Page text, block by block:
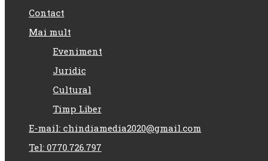
Contact
Mai mult
Eveniment
Juridic
Cultural
Timp Liber
E-mail: chindiamedia2020@gmail.com
Tel: 0770.726.797